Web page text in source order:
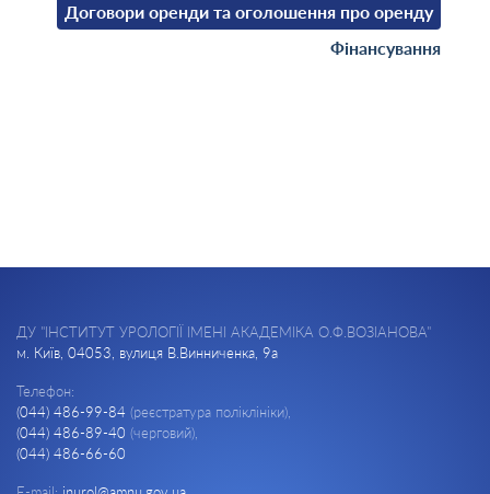
Договори оренди та оголошення про оренду
Фінансування
ДУ "ІНСТИТУТ УРОЛОГІЇ ІМЕНІ АКАДЕМІКА О.Ф.ВОЗІАНОВА"
м. Київ, 04053, вулиця В.Винниченка, 9а
Телефон:
(044) 486-99-84 (реєстратура поліклініки),
(044) 486-89-40 (черговий),
(044) 486-66-60